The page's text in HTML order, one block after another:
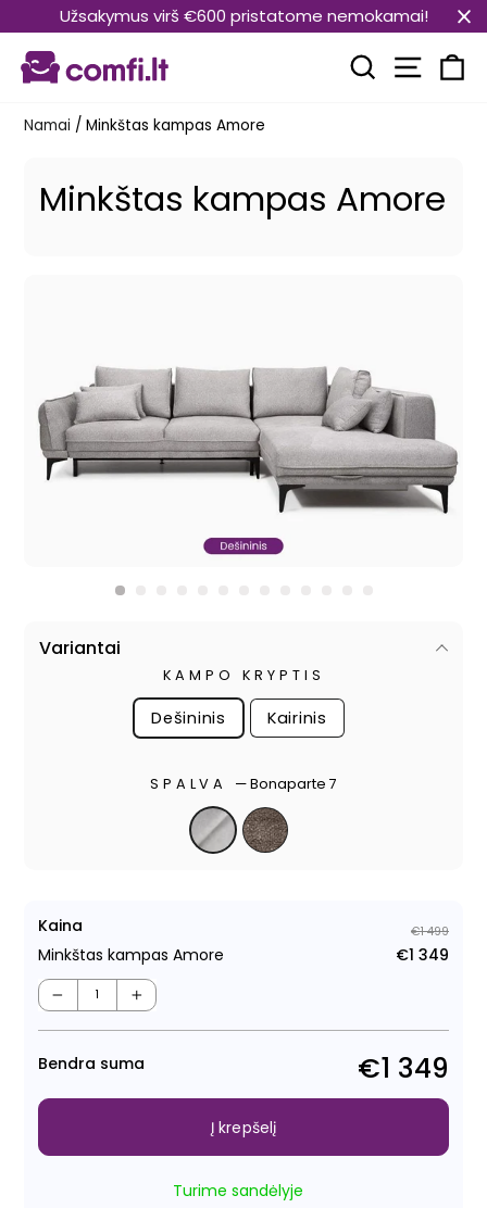
prie
turinio
Užsakymus virš €600 pristatome nemokamai!
Paieška
Namai / Minkštas kampas Amore
Minkštas kampas Amore
Variantai
KAMPO KRYPTIS
Dešininis Kairinis
SPALVA —Bonaparte 7
Kaina
Minkštas kampas Amore
€1 499
€1 349
− +
Bendra suma €1 349
Turime sandėlyje
Į krepšelį